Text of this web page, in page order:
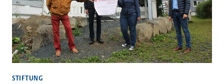
STIFTUNG